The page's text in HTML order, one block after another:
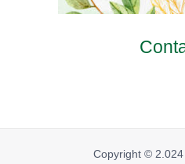
Copyright ©